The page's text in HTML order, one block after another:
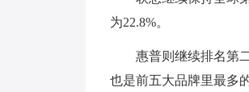
为22.8%。
惠普则继续排名第
也是前五大品牌里最多